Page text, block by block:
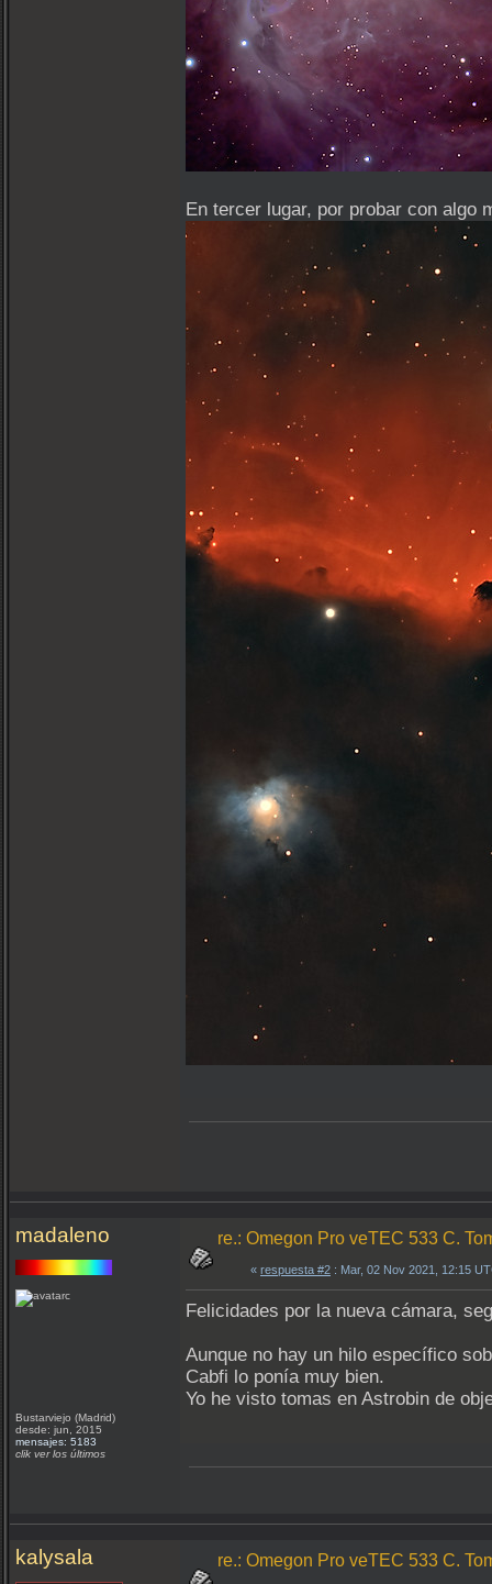
En tercer lugar, por probar con algo
madaleno
Bustarviejo (Madrid)
desde: jun, 2015
mensajes: 5183
clik ver los últimos
re.: Omegon Pro veTEC 533 C.
« respuesta #2 : Mar, 02 Nov 2021, 12:15
Felicidades por la nueva cámara,
Aunque no hay un hilo específico
Cabfi lo ponía muy bien.
Yo he visto tomas en Astrobin de
kalysala re.: Omegon Pro veTEC 533 C.